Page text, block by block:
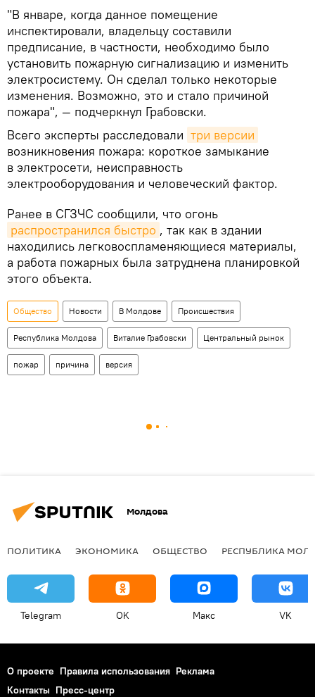
"В январе, когда данное помещение
инспектировали, владельцу составили
предписание, в частности, необходимо было
установить пожарную сигнализацию и изменить
электросистему. Он сделал только некоторые
изменения. Возможно, это и стало причиной
пожара", — подчеркнул Грабовски.
Всего эксперты расследовали три версии
возникновения пожара: короткое замыкание
в электросети, неисправность
электрооборудования и человеческий фактор.
Ранее в СГЗЧС сообщили, что огонь
распространился быстро , так как в здании
находились легковоспламеняющиеся материалы,
а работа пожарных была затруднена планировкой
этого объекта.
Общество Новости В Молдове Происшествия
Республика Молдова Виталие Грабовски Центральный рынок
пожар причина версия
Молдова
ПОЛИТИКА ЭКОНОМИКА ОБЩЕСТВО РЕСПУБЛИКА
Telegram OK Макс VK
О проекте Правила использования Реклама
Контакты Пресс-центр